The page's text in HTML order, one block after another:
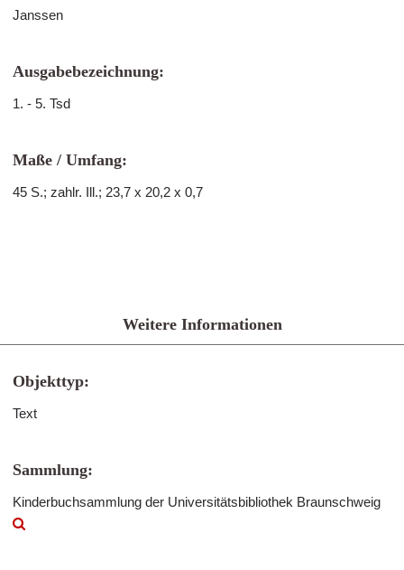
Janssen
Ausgabebezeichnung:
1. - 5. Tsd
Maße / Umfang:
45 S.; zahlr. Ill.; 23,7 x 20,2 x 0,7
Weitere Informationen
Objekttyp:
Text
Sammlung:
Kinderbuchsammlung der Universitätsbibliothek Braunschweig